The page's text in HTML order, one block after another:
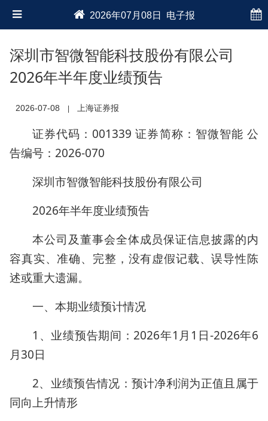
2026年07月08日 电子报
深圳市智微智能科技股份有限公司
2026年半年度业绩预告
2026-07-08 上海证券报
证券代码：001339 证券简称：智微智能 公
告编号：2026-070
深圳市智微智能科技股份有限公司
2026年半年度业绩预告
本公司及董事会全体成员保证信息披露的内
容真实、准确、完整，没有虚假记载、误导性陈
述或重大遗漏。
一、本期业绩预计情况
1、业绩预告期间：2026年1月1日-2026年6
月30日
2、业绩预告情况：预计净利润为正值且属于
同向上升情形